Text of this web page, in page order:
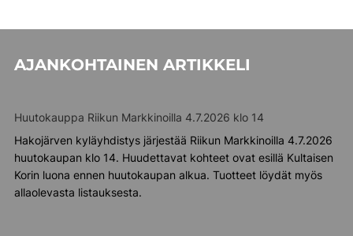
AJANKOHTAINEN ARTIKKELI
Huutokauppa Riikun Markkinoilla 4.7.2026 klo 14
Hakojärven kyläyhdistys järjestää Riikun Markkinoilla 4.7.2026
huutokaupan klo 14. Huudettavat kohteet ovat esillä Kultaisen
Korin luona ennen huutokaupan alkua. Tuotteet löydät myös
allaolevasta listauksesta.